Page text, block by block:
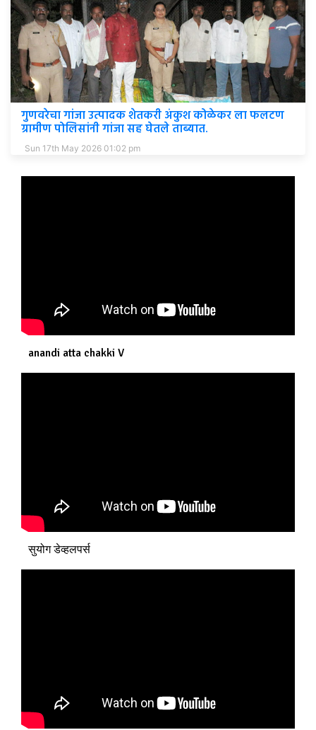
गुणवरेचा गांजा उत्पादक शेतकरी अंकुश कोळेकर ला फलटण
ग्रामीण पोलिसांनी गांजा सह घेतले ताब्यात.
Sun 17th May 2026 01:02 pm
anandi atta chakki V
सुयोग डेव्हलपर्स